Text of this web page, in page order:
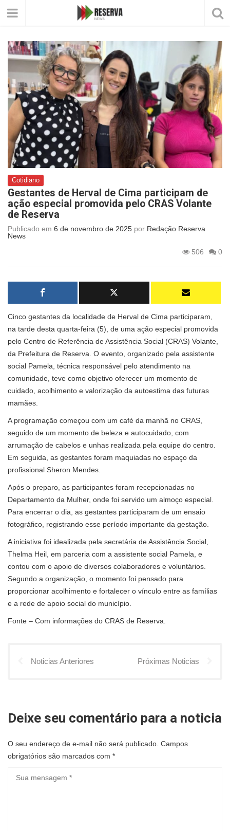
Cotidiano
Gestantes de Herval de Cima participam de
ação especial promovida pelo CRAS Volante
de Reserva
Publicado em 6 de novembro de 2025 por Redação Reserva
News
506
0
Cinco gestantes da localidade de Herval de Cima participaram,
na tarde desta quarta-feira (5), de uma ação especial promovida
pelo Centro de Referência de Assistência Social (CRAS) Volante,
da Prefeitura de Reserva. O evento, organizado pela assistente
social Pamela, técnica responsável pelo atendimento na
comunidade, teve como objetivo oferecer um momento de
cuidado, acolhimento e valorização da autoestima das futuras
mamães.
A programação começou com um café da manhã no CRAS,
seguido de um momento de beleza e autocuidado, com
arrumação de cabelos e unhas realizada pela equipe do centro.
Em seguida, as gestantes foram maquiadas no espaço da
profissional Sheron Mendes.
Após o preparo, as participantes foram recepcionadas no
Departamento da Mulher, onde foi servido um almoço especial.
Para encerrar o dia, as gestantes participaram de um ensaio
fotográfico, registrando esse período importante da gestação.
A iniciativa foi idealizada pela secretária de Assistência Social,
Thelma Heil, em parceria com a assistente social Pamela, e
contou com o apoio de diversos colaboradores e voluntários.
Segundo a organização, o momento foi pensado para
proporcionar acolhimento e fortalecer o vínculo entre as famílias
e a rede de apoio social do município.
Fonte – Com informações do CRAS de Reserva.
Noticias Anteriores Próximas Noticias
Deixe seu comentário para a noticia
O seu endereço de e-mail não será publicado. Campos
obrigatórios são marcados com *